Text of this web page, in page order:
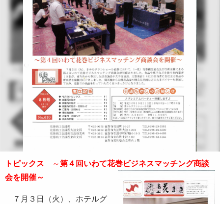
トピックス ～第４回いわて花巻ビジネスマッチング商談
会を開催～
７月３日（火）、ホテルグ